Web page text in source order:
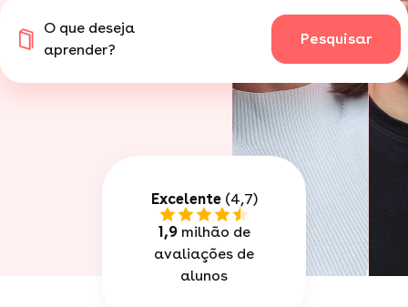
O que deseja
aprender?
Pesquisar
Excelente(4,7)
1,9milhão de
avaliações de
alunos